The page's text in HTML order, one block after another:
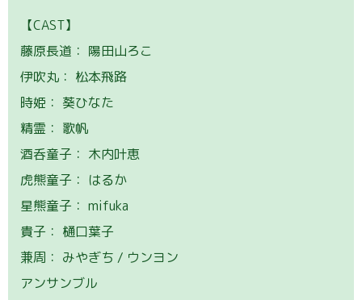
【CAST】
藤原長道： 陽田山ろこ
伊吹丸： 松本飛路
時姫： 葵ひなた
精霊： 歌帆
酒呑童子： 木内叶恵
虎熊童子： はるか
星熊童子： mifuka
貴子： 樋口葉子
兼周： みやぎち / ウンヨン
アンサンブル